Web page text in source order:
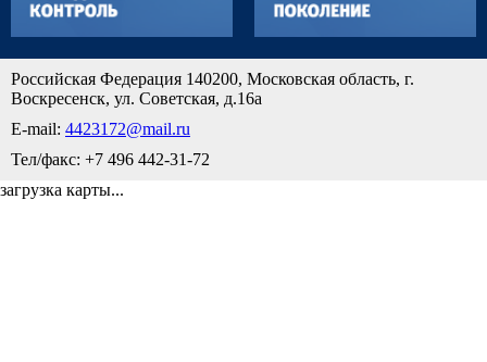
Российская Федерация 140200, Московская область, г.
Воскресенск, ул. Советская, д.16а
E-mail: 4423172@mail.ru
Тел/факс: +7 496 442-31-72
загрузка карты...